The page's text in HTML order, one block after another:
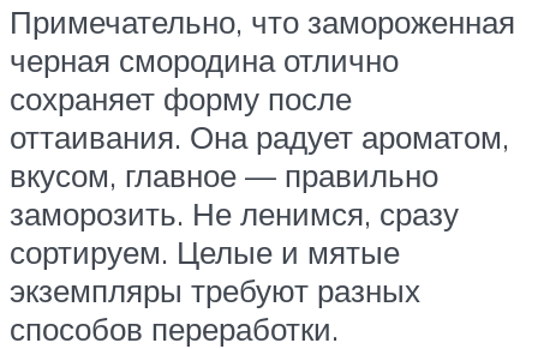
Примечательно, что замороженная
черная смородина отлично
сохраняет форму после
оттаивания. Она радует ароматом,
вкусом, главное — правильно
заморозить. Не ленимся, сразу
сортируем. Целые и мятые
экземпляры требуют разных
способов переработки.